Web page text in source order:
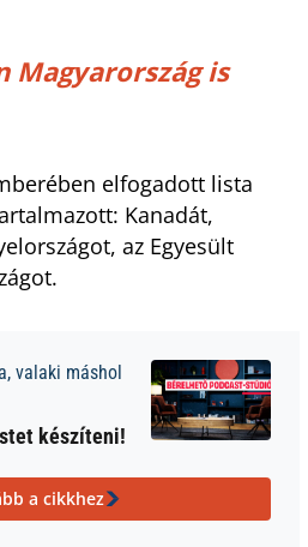
Magyarország is
elfogadott lista
Kanadát,
az Egyesült
valaki máshol
készíteni!
a cikkhez